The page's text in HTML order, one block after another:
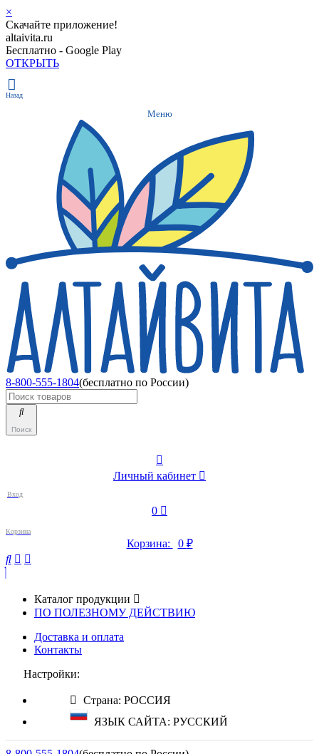
×
Скачайте приложение!
altaivita.ru
Бесплатно - Google Play
ОТКРЫТЬ
Назад
Меню
8-800-555-1804(бесплатно по России)
Поиск
Личный кабинет
Вход
0
Корзина
Корзина: 0 ₽
Каталог продукции
ПО ПОЛЕЗНОМУ ДЕЙСТВИЮ
Доставка и оплата
Контакты
Настройки:
Страна: РОССИЯ
ЯЗЫК САЙТА: РУССКИЙ